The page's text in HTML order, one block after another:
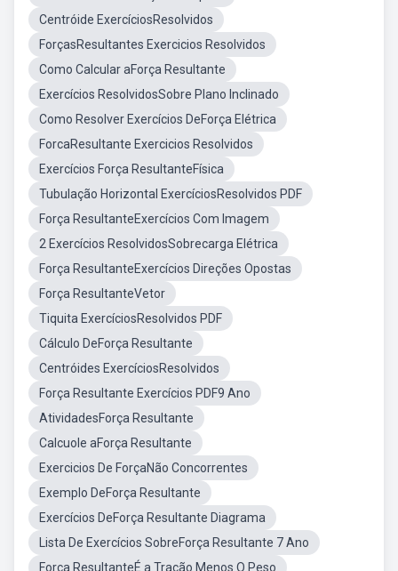
Centróide ExercíciosResolvidos
ForçasResultantes Exercicios Resolvidos
Como Calcular aForça Resultante
Exercícios ResolvidosSobre Plano Inclinado
Como Resolver Exercícios DeForça Elétrica
ForcaResultante Exercicios Resolvidos
Exercícios Força ResultanteFísica
Tubulação Horizontal ExercíciosResolvidos PDF
Força ResultanteExercícios Com Imagem
2 Exercícios ResolvidosSobrecarga Elétrica
Força ResultanteExercícios Direções Opostas
Força ResultanteVetor
Tiquita ExercíciosResolvidos PDF
Cálculo DeForça Resultante
Centróides ExercíciosResolvidos
Força Resultante Exercícios PDF9 Ano
AtividadesForça Resultante
Calcuole aForça Resultante
Exercicios De ForçaNão Concorrentes
Exemplo DeForça Resultante
Exercícios DeForça Resultante Diagrama
Lista De Exercícios SobreForça Resultante 7 Ano
Força ResultanteÉ a Tração Menos O Peso